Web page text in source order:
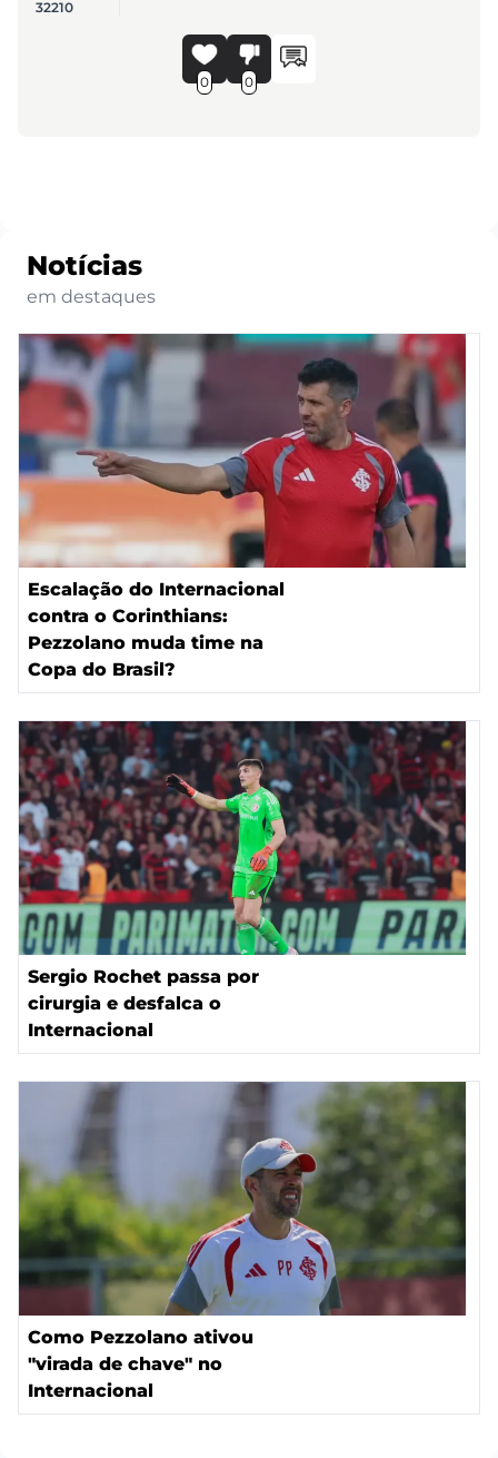
32210
0 0
Notícias
em destaques
Escalação do Internacional
contra o Corinthians:
Pezzolano muda time na
Copa do Brasil?
Sergio Rochet passa por
cirurgia e desfalca o
Internacional
Como Pezzolano ativou
"virada de chave" no
Internacional